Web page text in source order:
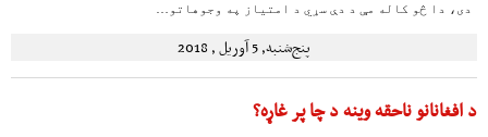
دی، دا څو کاله مې د دې سړي د امتیاز په وجوهاتو…
پنج‌شنبه, 5 آوریل , 2018
د افغانانو ناحقه وینه د چا پر غاړه؟